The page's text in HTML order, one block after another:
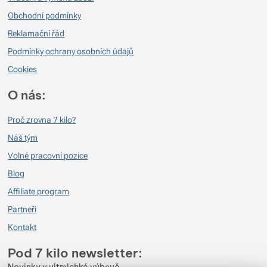
Zobrazit více
Zobrazit více
Zobrazit více
Zobrazit více
Obchodní podmínky
Reklamační řád
Podmínky ochrany osobních údajů
Cookies
O nás:
Proč zrovna 7 kilo?
Náš tým
Volné pracovní pozice
Blog
Affiliate program
Partneři
Kontakt
Pod 7 kilo newsletter: